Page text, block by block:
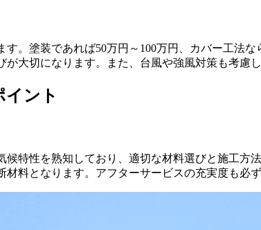
。塗装であれば50万円～100万円、カバー工法
大切になります。また、台風や強風対策も考慮
イント
特性を熟知しており、適切な材料選びと施工方
料となります。アフターサービスの充実度も必